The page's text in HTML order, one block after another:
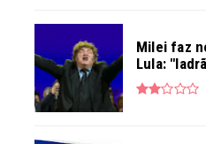
Milei faz
Lula: